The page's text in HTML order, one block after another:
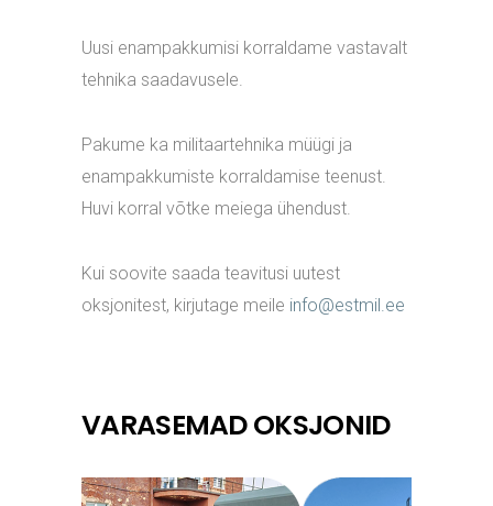
Uusi enampakkumisi korraldame vastavalt
tehnika saadavusele.
Pakume ka militaartehnika müügi ja
enampakkumiste korraldamise teenust.
Huvi korral võtke meiega ühendust.
Kui soovite saada teavitusi uutest
oksjonitest, kirjutage meile info@estmil.ee
VARASEMAD OKSJONID